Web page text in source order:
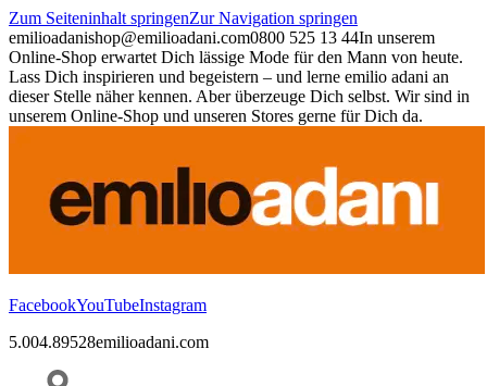
Zum Seiteninhalt springenZur Navigation springen
emilioadanishop@emilioadani.com0800 525 13 44In unserem
Online-Shop erwartet Dich lässige Mode für den Mann von heute.
Lass Dich inspirieren und begeistern – und lerne emilio adani an
dieser Stelle näher kennen. Aber überzeuge Dich selbst. Wir sind in
unserem Online-Shop und unseren Stores gerne für Dich da.
FacebookYouTubeInstagram
5.004.89528emilioadani.com